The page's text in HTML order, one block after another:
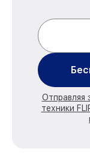
Отправляя
техники